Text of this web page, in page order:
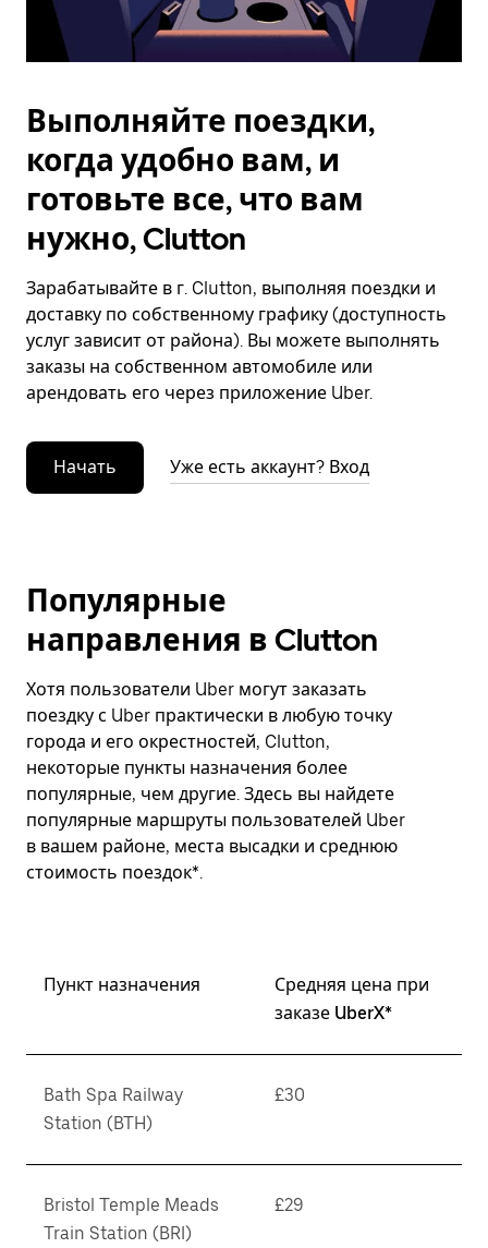
Выполняйте поездки,
когда удобно вам, и
готовьте все, что вам
нужно, Clutton
Зарабатывайте в г. Clutton, выполняя поездки и
доставку по собственному графику (доступность
услуг зависит от района). Вы можете выполнять
заказы на собственном автомобиле или
арендовать его через приложение Uber.
Начать Уже есть аккаунт? Вход
Популярные
направления в Clutton
Хотя пользователи Uber могут заказать
поездку с Uber практически в любую точку
города и его окрестностей, Clutton,
некоторые пункты назначения более
популярные, чем другие. Здесь вы найдете
популярные маршруты пользователей Uber
в вашем районе, места высадки и среднюю
стоимость поездок*.
Пункт назначения
Средняя цена при
заказе UberX*
Bath Spa Railway
Station (BTH)
£30
Bristol Temple Meads
Train Station (BRI)
£29